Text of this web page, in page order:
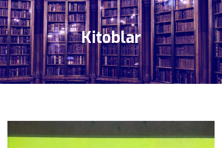
Kitoblar